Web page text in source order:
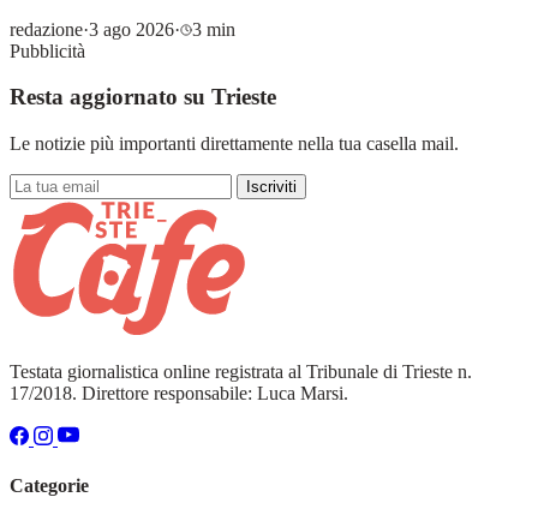
redazione·3 ago 2026·
3 min
Pubblicità
Resta aggiornato su Trieste
Le notizie più importanti direttamente nella tua casella mail.
Iscriviti
Testata giornalistica online registrata al Tribunale di Trieste n.
17/2018. Direttore responsabile: Luca Marsi.
Categorie